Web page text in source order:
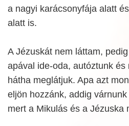
a nagyi karácsonyfája alatt
alatt is.
A Jézuskát nem láttam,
apával ide-oda, autóztunk
hátha meglátjuk. Apa azt
eljön hozzánk, addig
mert a Mikulás és a Jézuska